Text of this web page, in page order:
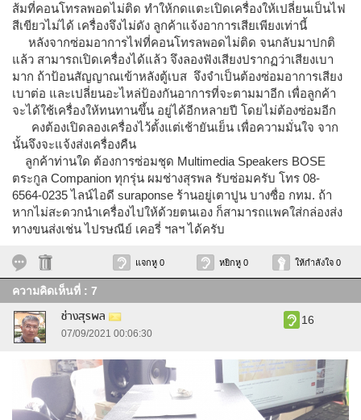
ส้มที่คอนโทรลพอดไม่ติด ทำให้กดแตะเปิดเครื่องให้เปลี่ยนเป็นไฟ
สีเขียวไม่ได้ เครื่องจึงไม่ดัง ลูกค้าแจ้งอาการเสียเพียงเท่านี้
หลังจากซ่อมอาการไฟที่คอนโทรลพอดไม่ติด จนกลับมาปกติ
แล้ว สามารถเปิดเครื่องได้แล้ว จึงลองฟังเสียงปรากฏว่าเสียงเบา
มาก ถ้าป้อนสัญญาณเข้าหลังตู้เบส จึงจำเป็นต้องซ่อมอาการเสียง
เบาต่อ และเปลี่ยนอะไหล่ป้องกันอาการที่จะตามมาอีก เพื่อลูกค้า
จะได้ใช้เครื่องให้ทนทานขึ้น อยู่ได้อีกหลายปี โดยไม่ต้องซ่อมอีก
คงต้องเปิดลองเครื่องไว้ตั้งแต่เช้ายันเย็น เพื่อความมั่นใจ จาก
นั้นจึงจะแจ้งส่งเครื่องคืน
ลูกค้าท่านใด ต้องการซ่อมชุด Multimedia Speakers BOSE
ตระกูล Companion ทุกรุ่น ผมช่างสุรพล รับซ่อมครับ โทร 08-
6564-0235 ไลน์ไอดี suraponse ร้านอยู่เตาปูน บางซื่อ กทม. ถ้า
หากไม่สะดวกนำเครื่องไปให้ด้วยตนเอง ก็สามารถแพคใส่กล่องส่ง
ทางขนส่งเช่น ไปรษณีย์ เคอรี่ ฯลฯ ได้ครับ
แจกหู 0 หยิกหู 0 ให้กำลังใจ 0
ความคิดเห็นที่ : 7
ช่างสุรพล
07/09/2021 00:06:30
16